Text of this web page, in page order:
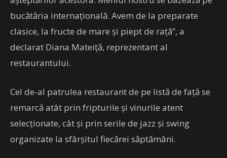
bucătăria internaţională. Avem de la preparate
clasice, la fructe de mare şi piept de raţă”, a
declarat Diana Mateiţă, reprezentant al
restaurantului.
Cel de-al patrulea restaurant de pe listă de faţă se
remarcă atât prin fripturile şi vinurile atent
selecţionate, cât şi prin serile de jazz şi swing
organizate la sfârşitul fiecărei săptămâni.